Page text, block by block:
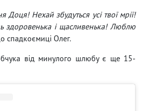
Нехай збудуться усі твої мрії!
здоровенька і щасливенька! Люблю
спадкоємиці Олег.
від минулого шлюбу є ще 15-